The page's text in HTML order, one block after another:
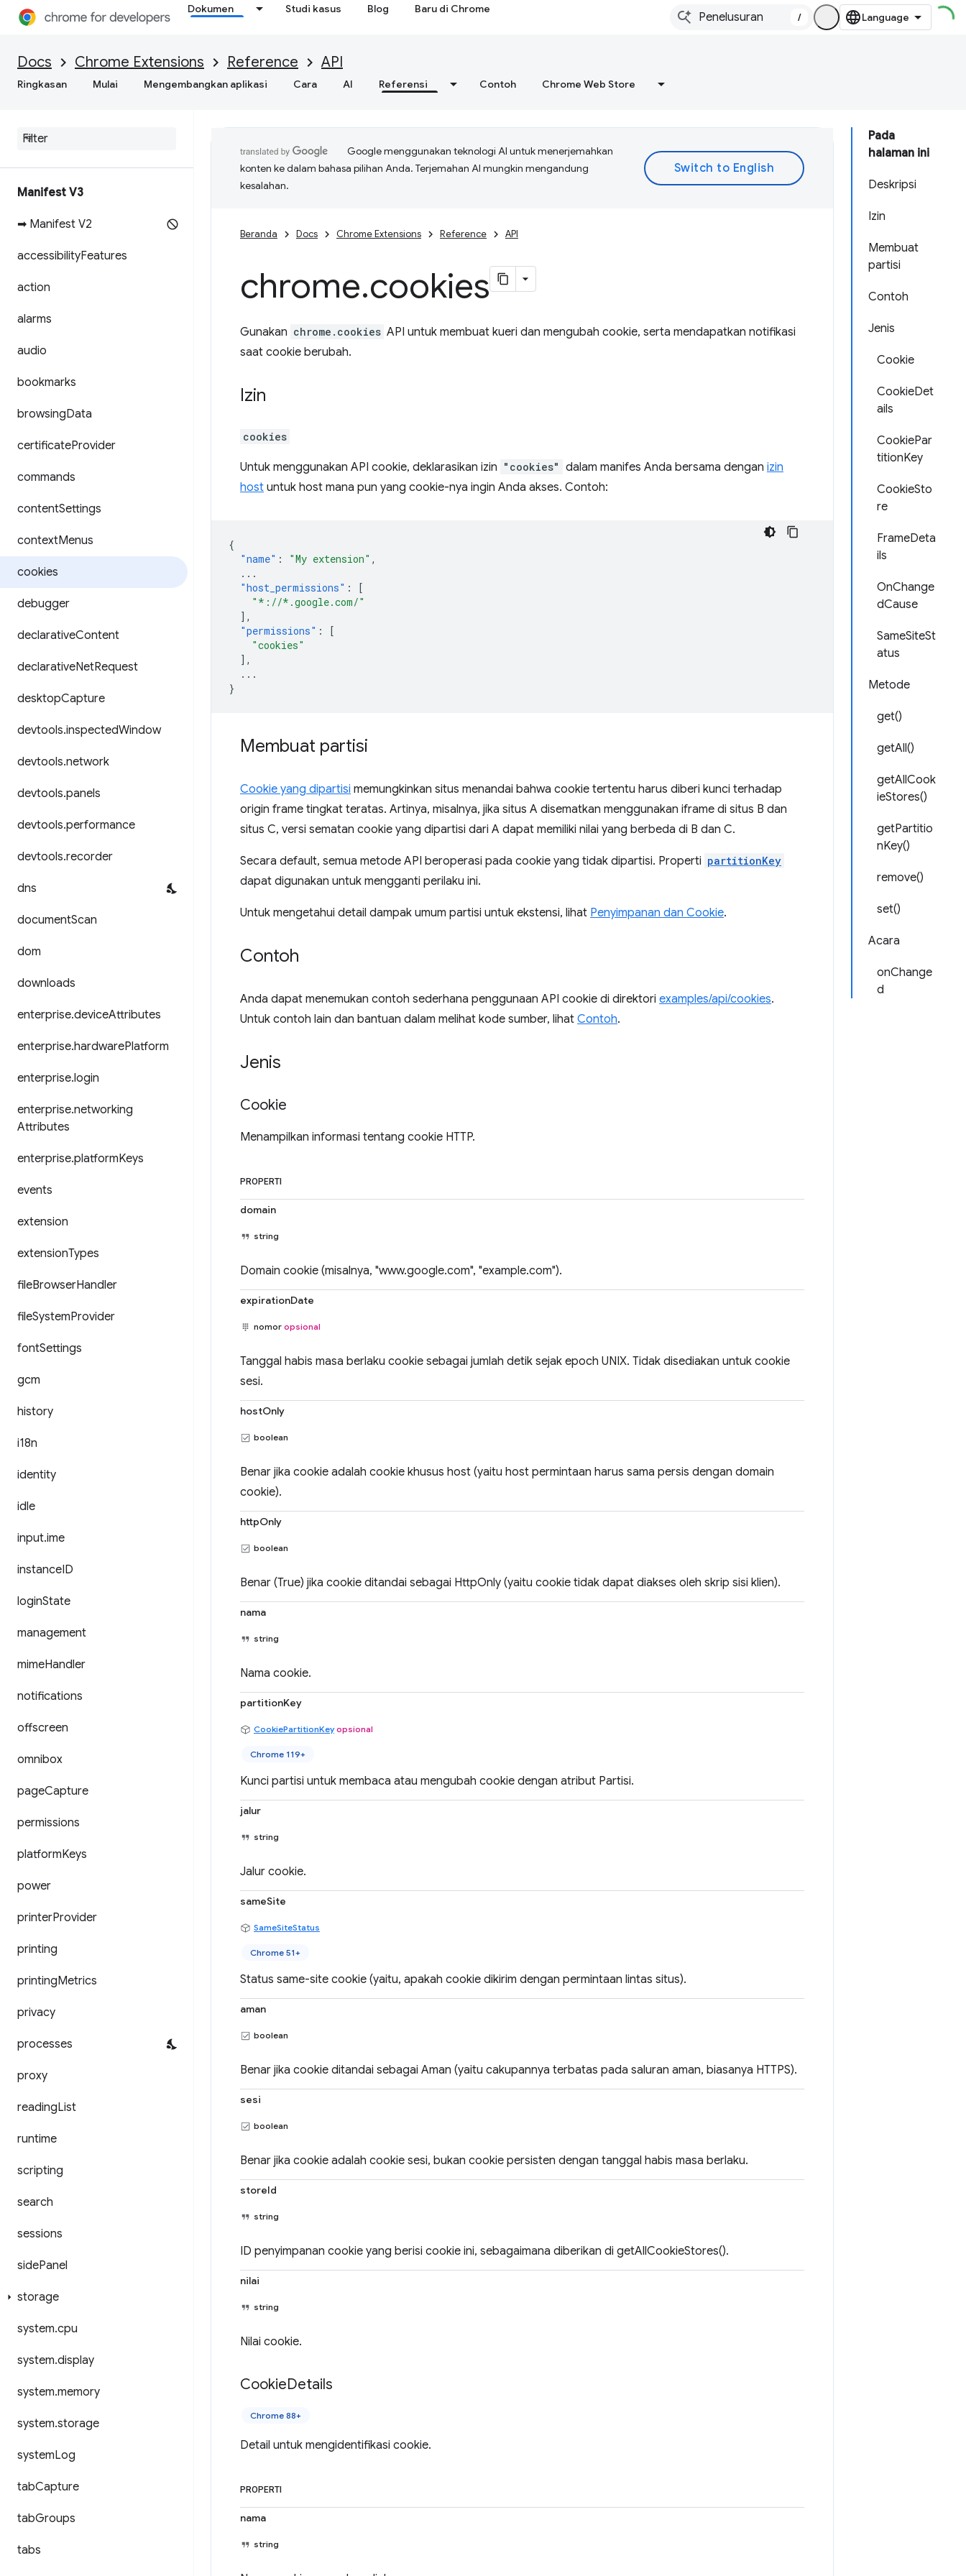
Dokumen Studi kasus Blog Baru di Chrome
/
Docs Chrome Extensions Reference API
Ringkasan Mulai Mengembangkan aplikasi Cara AI Referensi Contoh Chrome Web Store
Manifest V3
➡ Manifest V2
accessibilityFeatures
action
alarms
audio
bookmarks
browsingData
certificateProvider
commands
contentSettings
contextMenus
cookies
debugger
declarativeContent
declarativeNetRequest
desktopCapture
devtools.inspectedWindow
devtools.network
devtools.panels
devtools.performance
devtools.recorder
dns
documentScan
dom
downloads
enterprise.deviceAttributes
enterprise.hardwarePlatform
enterprise.login
enterprise.networking
Attributes
enterprise.platformKeys
events
extension
extensionTypes
fileBrowserHandler
fileSystemProvider
fontSettings
gcm
history
i18n
identity
idle
input.ime
instanceID
loginState
management
mimeHandler
notifications
offscreen
omnibox
pageCapture
permissions
platformKeys
power
printerProvider
printing
printingMetrics
privacy
processes
proxy
readingList
runtime
scripting
search
sessions
sidePanel
storage
system.cpu
system.display
system.memory
system.storage
systemLog
tabCapture
tabGroups
tabs
Pada
halaman ini
Deskripsi
Izin
Membuat
partisi
Contoh
Jenis
Cookie
CookieDet
ails
CookiePar
titionKey
CookieSto
re
FrameDeta
ils
OnChange
dCause
SameSiteSt
atus
Metode
get()
getAll()
getAllCook
ieStores()
getPartitio
nKey()
remove()
set()
Acara
onChange
d
Google menggunakan teknologi AI untuk menerjemahkan
konten ke dalam bahasa pilihan Anda. Terjemahan AI mungkin mengandung
kesalahan.
Beranda Docs Chrome Extensions Reference API
chrome.cookies
Gunakan chrome.cookies API untuk membuat kueri dan mengubah cookie, serta mendapatkan notifikasi
saat cookie berubah.
Izin
cookies
Untuk menggunakan API cookie, deklarasikan izin "cookies" dalam manifes Anda bersama dengan izin
host untuk host mana pun yang cookie-nya ingin Anda akses. Contoh:
{
"name" : "My extension" ,
...
"host_permissions" :
[
"*://*.google.com/"
],
"permissions" :
[
"cookies"
],
...
}
Membuat partisi
Cookie yang dipartisi memungkinkan situs menandai bahwa cookie tertentu harus diberi kunci terhadap
origin frame tingkat teratas. Artinya, misalnya, jika situs A disematkan menggunakan iframe di situs B dan
situs C, versi sematan cookie yang dipartisi dari A dapat memiliki nilai yang berbeda di B dan C.
Secara default, semua metode API beroperasi pada cookie yang tidak dipartisi. Properti partitionKey
dapat digunakan untuk mengganti perilaku ini.
Untuk mengetahui detail dampak umum partisi untuk ekstensi, lihat Penyimpanan dan Cookie.
Contoh
Anda dapat menemukan contoh sederhana penggunaan API cookie di direktori examples/api/cookies.
Untuk contoh lain dan bantuan dalam melihat kode sumber, lihat Contoh.
Jenis
Cookie
Menampilkan informasi tentang cookie HTTP.
PROPERTI
domain
string
Domain cookie (misalnya, "www.google.com", "example.com").
expirationDate
nomor opsional
Tanggal habis masa berlaku cookie sebagai jumlah detik sejak epoch UNIX. Tidak disediakan untuk cookie
sesi.
hostOnly
boolean
Benar jika cookie adalah cookie khusus host (yaitu host permintaan harus sama persis dengan domain
cookie).
httpOnly
boolean
Benar (True) jika cookie ditandai sebagai HttpOnly (yaitu cookie tidak dapat diakses oleh skrip sisi klien).
nama
string
Nama cookie.
partitionKey
CookiePartitionKey opsional
Chrome 119+
Kunci partisi untuk membaca atau mengubah cookie dengan atribut Partisi.
jalur
string
Jalur cookie.
sameSite
SameSiteStatus
Chrome 51+
Status same-site cookie (yaitu, apakah cookie dikirim dengan permintaan lintas situs).
aman
boolean
Benar jika cookie ditandai sebagai Aman (yaitu cakupannya terbatas pada saluran aman, biasanya HTTPS).
sesi
boolean
Benar jika cookie adalah cookie sesi, bukan cookie persisten dengan tanggal habis masa berlaku.
storeId
string
ID penyimpanan cookie yang berisi cookie ini, sebagaimana diberikan di getAllCookieStores().
nilai
string
Nilai cookie.
CookieDetails
Chrome 88+
Detail untuk mengidentifikasi cookie.
PROPERTI
nama
string